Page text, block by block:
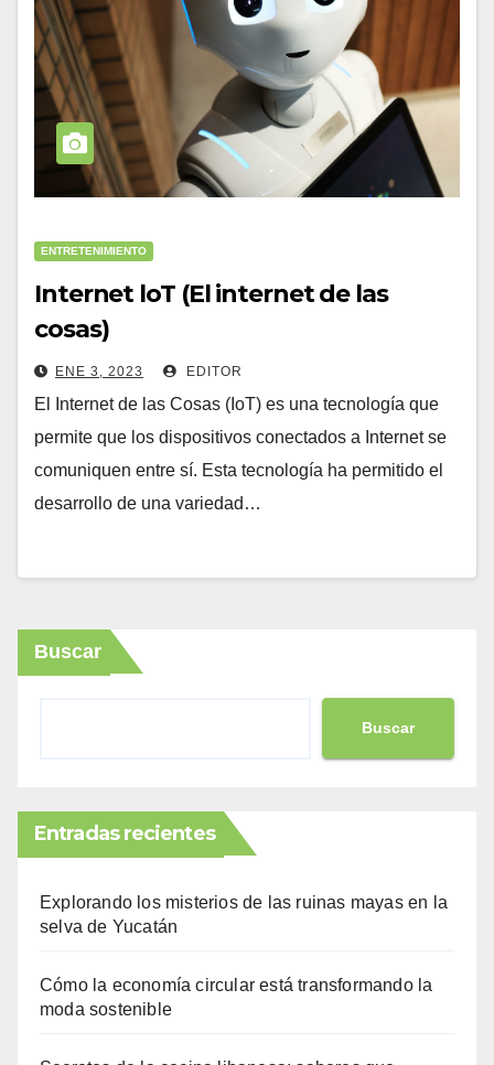
ENTRETENIMIENTO
Internet loT (El internet de las
cosas)
ENE 3, 2023 EDITOR
El Internet de las Cosas (IoT) es una tecnología que
permite que los dispositivos conectados a Internet se
comuniquen entre sí. Esta tecnología ha permitido el
desarrollo de una variedad…
Buscar
Buscar
Entradas recientes
Explorando los misterios de las ruinas mayas en la
selva de Yucatán
Cómo la economía circular está transformando la
moda sostenible